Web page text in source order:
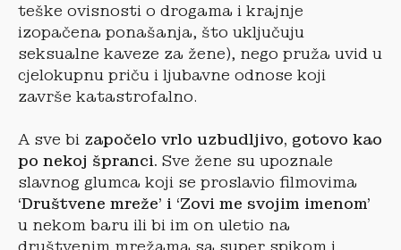
teške ovisnosti o drogama i krajnje
izopačena ponašanja, što uključuju
seksualne kaveze za žene), nego pruža uvid u
cjelokupnu priču i ljubavne odnose koji
završe katastrofalno.
A sve bi započelo vrlo uzbudljivo, gotovo kao
po nekoj špranci. Sve žene su upoznale
slavnog glumca koji se proslavio filmovima
‘Društvene mreže’ i ‘Zovi me svojim imenom’
u nekom baru ili bi im on uletio na